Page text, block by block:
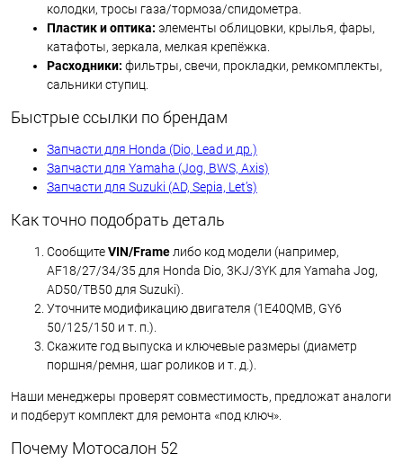
колодки, тросы газа/тормоза/спидометра.
Пластик и оптика: элементы облицовки, крылья, фары,
катафоты, зеркала, мелкая крепёжка.
Расходники: фильтры, свечи, прокладки, ремкомплекты,
сальники ступиц.
Быстрые ссылки по брендам
Запчасти для Honda (Dio, Lead и др.)
Запчасти для Yamaha (Jog, BWS, Axis)
Запчасти для Suzuki (AD, Sepia, Let’s)
Как точно подобрать деталь
СообщитеVIN/Frame либо код модели (например,
AF18/27/34/35 для Honda Dio, 3KJ/3YK для Yamaha Jog,
AD50/TB50 для Suzuki).
Уточните модификацию двигателя (1E40QMB, GY6
50/125/150 и т. п.).
Скажите год выпуска и ключевые размеры (диаметр
поршня/ремня, шаг роликов и т. д.).
Наши менеджеры проверят совместимость, предложат аналоги
и подберут комплект для ремонта «под ключ».
Почему Мотосалон 52